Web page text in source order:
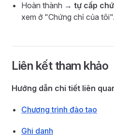
Hoàn thành → tự cấp
xem ở "Chứng chỉ của tôi".
Liên kết tham khảo
Hướng dẫn chi tiết liên
Chương trình đào tạo
Ghi danh